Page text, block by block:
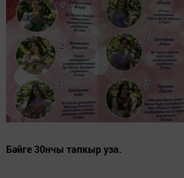
Бәйге 30нчы тапкыр уза.